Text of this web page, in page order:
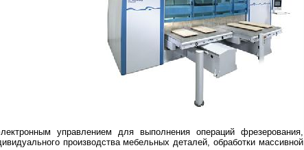
управлением для выполнения операций фрезерования,
производства мебельных деталей, обработки массивной